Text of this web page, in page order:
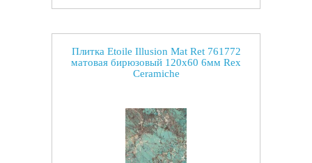
Плитка Etoile Illusion Mat Ret 761772
матовая бирюзовый 120x60 6мм Rex
Ceramiche